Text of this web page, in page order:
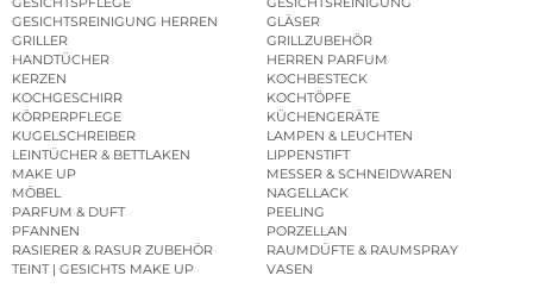
GESICHTSREINIGUNG HERREN
GLÄSER
GRILLER
GRILLZUBEHÖR
HANDTÜCHER
HERREN PARFUM
KERZEN
KOCHBESTECK
KOCHGESCHIRR
KOCHTÖPFE
KÖRPERPFLEGE
KÜCHENGERÄTE
KUGELSCHREIBER
LAMPEN & LEUCHTEN
LEINTÜCHER & BETTLAKEN
LIPPENSTIFT
MAKE UP
MESSER & SCHNEIDWAREN
MÖBEL
NAGELLACK
PARFUM & DUFT
PEELING
PFANNEN
PORZELLAN
RASIERER & RASUR ZUBEHÖR
RAUMDÜFTE & RAUMSPRAY
TEINT | GESICHTS MAKE UP
VASEN